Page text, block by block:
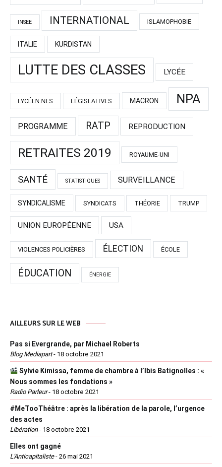
INSEE INTERNATIONAL ISLAMOPHOBIE
ITALIE KURDISTAN
LUTTE DES CLASSES LYCÉE
LYCÉEN.NES LÉGISLATIVES MACRON NPA
PROGRAMME RATP REPRODUCTION
RETRAITES 2019 ROYAUME-UNI
SANTÉ STATISTIQUES SURVEILLANCE
SYNDICALISME SYNDICATS THÉORIE TRUMP
UNION EUROPÉENNE USA
VIOLENCES POLICIÈRES ÉLECTION ÉCOLE
ÉDUCATION ÉNERGIE
AILLEURS SUR LE WEB
Pas si Evergrande, par Michael Roberts
Blog Mediapart- 18 octobre 2021
Sylvie Kimissa, femme de chambre à l’Ibis Batignolles : «
Nous sommes les fondations »
Radio Parleur- 18 octobre 2021
#MeTooThéâtre : après la libération de la parole, l’urgence
des actes
Libération- 18 octobre 2021
Elles ont gagné
L'Anticapitaliste- 26 mai 2021